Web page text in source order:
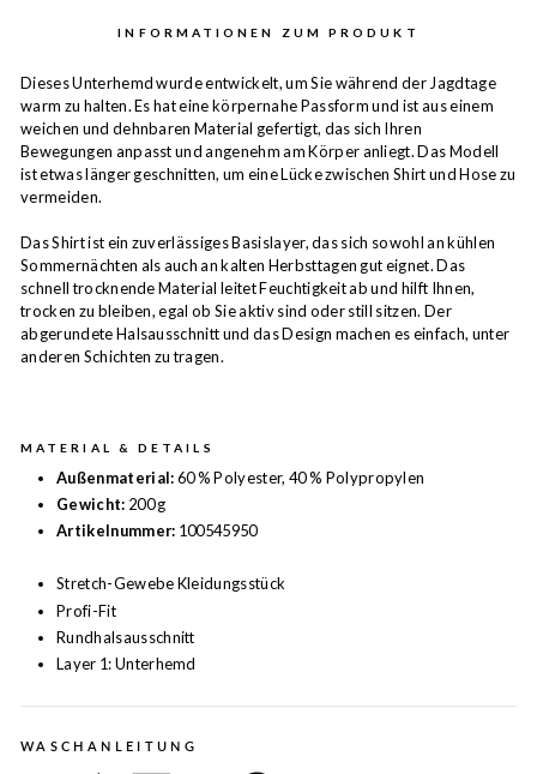
INFORMATIONEN ZUM PRODUKT
Dieses Unterhemd wurde entwickelt, um Sie während der Jagdtage
warm zu halten. Es hat eine körpernahe Passform und ist aus einem
weichen und dehnbaren Material gefertigt, das sich Ihren
Bewegungen anpasst und angenehm am Körper anliegt. Das Modell
ist etwas länger geschnitten, um eine Lücke zwischen Shirt und Hose zu
vermeiden.
Das Shirt ist ein zuverlässiges Basislayer, das sich sowohl an kühlen
Sommernächten als auch an kalten Herbsttagen gut eignet. Das
schnell trocknende Material leitet Feuchtigkeit ab und hilft Ihnen,
trocken zu bleiben, egal ob Sie aktiv sind oder still sitzen. Der
abgerundete Halsausschnitt und das Design machen es einfach, unter
anderen Schichten zu tragen.
MATERIAL & DETAILS
Außenmaterial:60 % Polyester, 40 % Polypropylen
Gewicht: 200 g
Artikelnummer: 100545950
Stretch-Gewebe Kleidungsstück
Profi-Fit
Rundhalsausschnitt
Layer 1: Unterhemd
WASCHANLEITUNG